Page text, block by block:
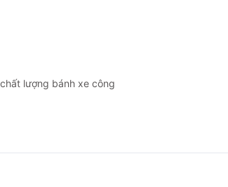
lượng bánh xe công